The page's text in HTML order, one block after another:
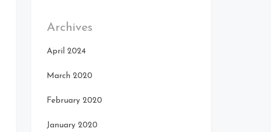
Archives
April 2024
March 2020
February 2020
January 2020